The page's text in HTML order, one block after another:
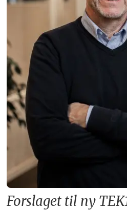
Forslaget til ny